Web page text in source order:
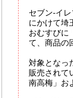
セブン‐イ
にかけて埼
おむすびに
て、商品の
対象となっ
販売されて
南高梅」お